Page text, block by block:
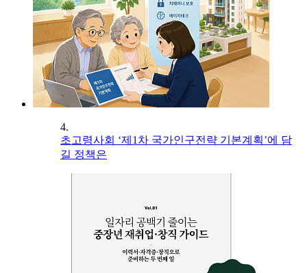
4.
초고령사회 ‘제1차 국가인구전략 기본계획’에 담
길 정책은